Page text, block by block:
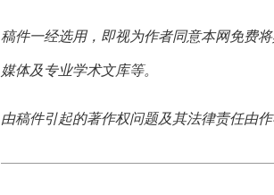
稿件一经选用，即视为作者同意本网免费
媒体及专业学术文库等。
由稿件引起的著作权问题及其法律责任由作